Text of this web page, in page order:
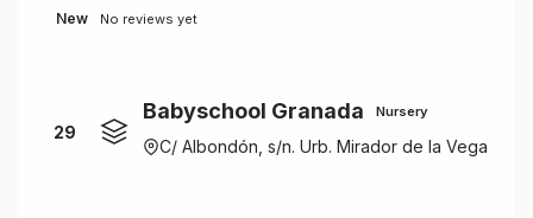
New No reviews yet
29
Babyschool Granada Nursery
C/ Albondón, s/n. Urb. Mirador de la Vega